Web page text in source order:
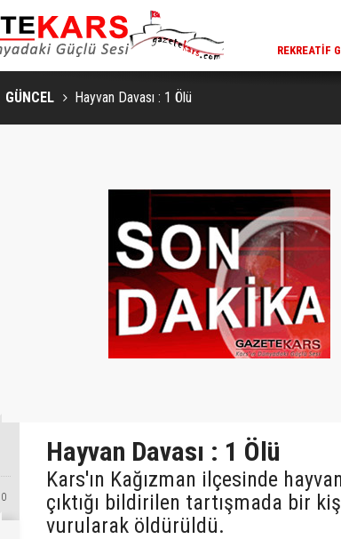
REKREATIF
GÜNCEL Hayvan Davası : 1 Ölü
Hayvan Davası : 1 Ölü
Kars'ın Kağızman ilçesinde
çıktığı bildirilen tartışmada bir
vurularak öldürüldü.